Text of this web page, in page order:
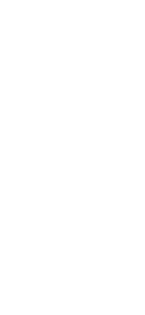
くみにつながり
食後に
・
だけでなく、脂
値の急上昇を抑
なヘルシーデザ
ロメライン』、
アニン』が豊富
キリするブルー
・.*☆。・.*☆
Stretchアリオ
付19：50）＜住
2F＜電話番号
維持に繋がりま
試し リラク
可能です！お電
す！施術中です
で留守番電話に
良さ！タイ古式
～
～7/16（木）
：00～
13：30～、
約にてご確認が
・.*☆。・.*☆。
ン♪2026年7月
期間中、